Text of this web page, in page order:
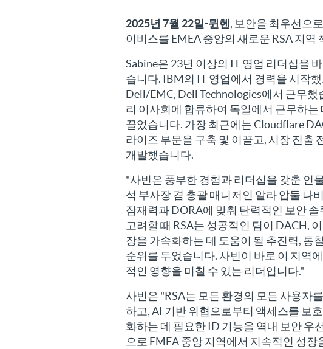
2025년 7월 22일-뮌헨 , 보안을 최우선으
이비스를 EMEA 중앙의 새로운 RSA 지
Sabine은 23년 이상의 IT 영업 리더십을
습니다. IBM의 IT 영업에서 경력을 시작
Dell/EMC, Dell Technologies에서 근무
리 이사회에 합류하여 독일에서 근무하는
끌었습니다. 가장 최근에는 Cloudflare
라이즈 부문을 구축 및 이끌고, 시장 진출
개발했습니다.
"사빈은 풍부한 경험과 리더십을 갖춘 인
석 부사장 겸 총괄 매니저인 알라 압둘 나
잠재력과 DORA에 맞춰 탄력적인 보안
고려할 때 RSA는 성공적인 팀이 DACH,
장을 가속화하는 데 도움이 될 추진력, 통
순위를 두었습니다. 사빈이 바로 이 지역
적인 영향을 미칠 수 있는 리더입니다."
사빈은 "RSA는 모든 환경의 모든 사용자
하고, AI 기반 위협으로부터 액세스를 보
화하는 데 필요한 ID 기능을 역내 보안 우
으로 EMEA 중앙 지역에서 지속적인 성